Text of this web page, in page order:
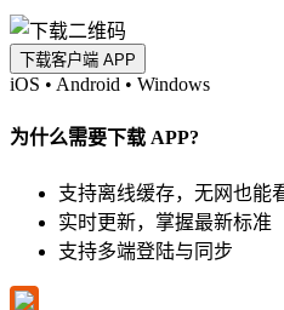
下载客户端 APP
iOS • Android • Windows
为什么需要下载 APP?
支持离线缓存，无网也能
实时更新，掌握最新标准
支持多端登陆与同步